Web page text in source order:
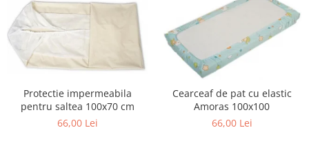
Lampi de veghe
Mobilier Birou
Saltele de infasat
Protectie impermeabila
pentru saltea 100x70 cm
66,00 Lei
Cearceaf de pat cu elastic
Amoras 100x100
66,00 Lei